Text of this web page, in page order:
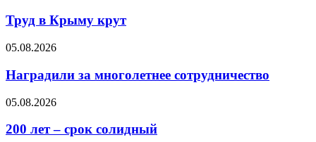
Труд в Крыму крут
05.08.2026
Наградили за многолетнее сотрудничество
05.08.2026
200 лет – срок солидный